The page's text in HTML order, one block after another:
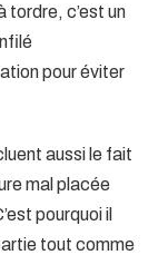
tordre, c’est un
pour éviter
aussi le fait
mal placée
pourquoi il
tout comme